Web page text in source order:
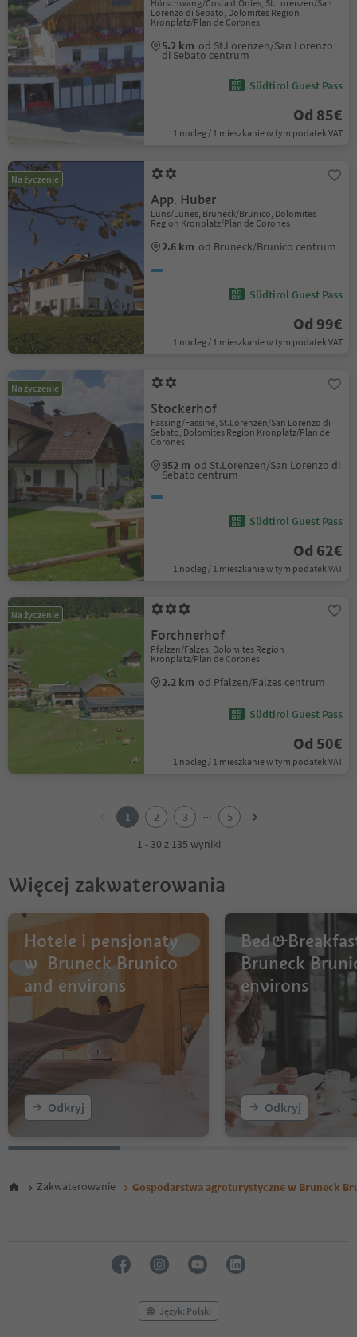
Hörschwang/Costa d'Onies, St.Lorenzen/San
Lorenzo di Sebato, Dolomites Region
Kronplatz/Plan de Corones
5.2 km od St.Lorenzen/San Lorenzo
di Sebato centrum
Südtirol Guest Pass
Od 85€
1 nocleg / 1 mieszkanie w tym podatek VAT
Na życzenie
App. Huber
Luns/Lunes, Bruneck/Brunico, Dolomites
Region Kronplatz/Plan de Corones
2.6 km od Bruneck/Brunico centrum
Südtirol Guest Pass
Od 99€
1 nocleg / 1 mieszkanie w tym podatek VAT
Na życzenie
Stockerhof
Fassing/Fassine, St.Lorenzen/San Lorenzo di
Sebato, Dolomites Region Kronplatz/Plan de
Corones
952 m od St.Lorenzen/San Lorenzo di
Sebato centrum
Südtirol Guest Pass
Od 62€
1 nocleg / 1 mieszkanie w tym podatek VAT
Na życzenie
Forchnerhof
Pfalzen/Falzes, Dolomites Region
Kronplatz/Plan de Corones
2.2 km od Pfalzen/Falzes centrum
Südtirol Guest Pass
Od 50€
1 nocleg / 1 mieszkanie w tym podatek VAT
1 2 3 ...
5
1 - 30 z 135 wyniki
Więcej zakwaterowania
Hotele i pensjonaty
w Bruneck Brunico
and environs
Odkryj
Bruneck
environs
Odkryj
Zakwaterowanie Gospodarstwa agroturystyczne w Bruneck
Język: Polski